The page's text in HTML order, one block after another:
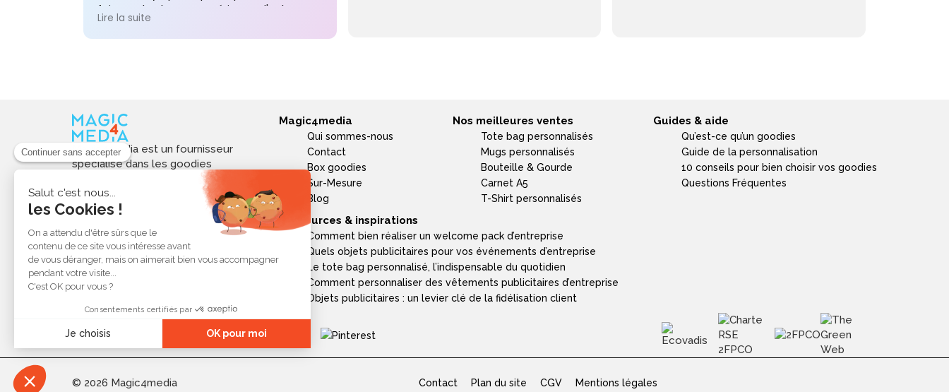
faisant de chaque expérience d'achat un
plaisir. Je recommande vivement leurs
services pour toute commande future de
Lire la suite
Magic4media est un fournisseur
spécialisé dans les goodies
personnalisés et objets publicitaires
pour les entreprises. Nous
sélectionnons des produits utiles,
tendances et responsables pour
valoriser votre image de marque,
soutenir vos actions de
communication et réussir vos
opérations événementielles,
Magic4media
Qui sommes-nous
Contact
Box goodies
Sur-Mesure
Blog
Nos meilleures ventes
Tote bag personnalisés
Mugs personnalisés
Bouteille & Gourde
Carnet A5
T-Shirt personnalisés
Guides & aide
Qu’est-ce qu’un goodies
Guide de la personnalisation
10 conseils pour bien choisir vos goodies
Questions Fréquentes
Ressources & inspirations
Comment bien réaliser un welcome pack d’entreprise
Quels objets publicitaires pour vos événements d’entreprise
Le tote bag personnalisé, l’indispensable du quotidien
Comment personnaliser des vêtements publicitaires d’entreprise
Objets publicitaires : un levier clé de la fidélisation client
© 2026 Magic4media Contact Plan du site CGV Mentions légales